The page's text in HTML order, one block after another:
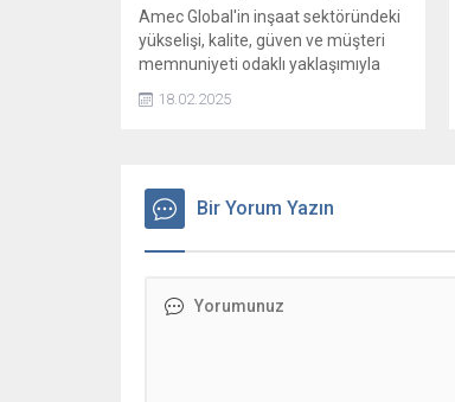
Amec Global'in inşaat sektöründeki
yükselişi, kalite, güven ve müşteri
memnuniyeti odaklı yaklaşımıyla
gelecekte daha büyük projelere
imza atacağının bir göstergesi
18.02.2025
Bir Yorum Yazın